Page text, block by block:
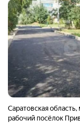
Саратовская область,
рабочий посёлок